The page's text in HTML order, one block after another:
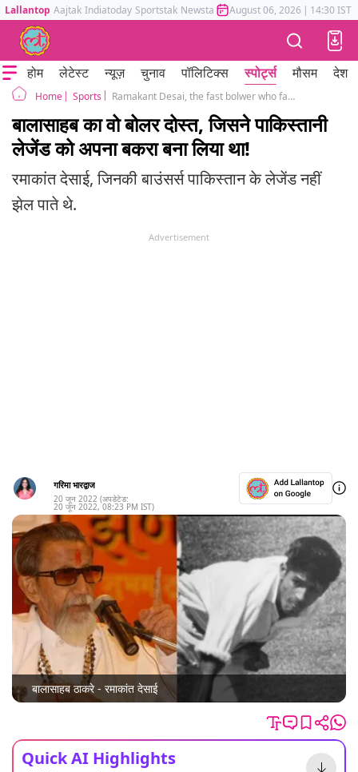
Lallantop Aajtak Indiatoday Sportstak Newstak Mumbai Tak Astrotak
August 06, 2026 | 14:30 IST
होम लेटेस्ट न्यूज़ चुनाव पॉलिटिक्स स्पोर्ट्स मौसम देश
Home Sports Ramakant Desai, the fast bolwer who faded away after dismissing legends with bouncers
बालासाहब का वो बोलर दोस्त, जिसने पाकिस्तानी
लेजेंड को अपना बकरा बना लिया था!
रमाकांत देसाई, जिनकी बाउंसर्स पाकिस्तान के लेजेंड नहीं
झेल पाते थे.
Advertisement
गरिमा भारद्वाज
20 जून 2022 (अपडेटेड:
20 जून 2022, 08:23 PM IST)
बालासाहब ठाकरे - रमाकांत देसाई
Quick AI Highlights